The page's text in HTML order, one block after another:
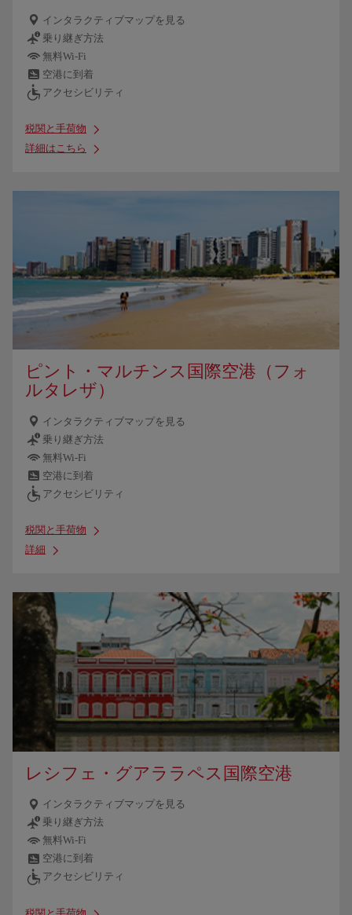
インタラクティブマップを見る
乗り継ぎ方法
無料Wi-Fi
空港に到着
アクセシビリティ
税関と手荷物
詳細はこちら
ピント・マルチンス国際空港（フォ
ルタレザ）
インタラクティブマップを見る
乗り継ぎ方法
無料Wi-Fi
空港に到着
アクセシビリティ
税関と手荷物
詳細
レシフェ・グアララペス国際空港
インタラクティブマップを見る
乗り継ぎ方法
無料Wi-Fi
空港に到着
アクセシビリティ